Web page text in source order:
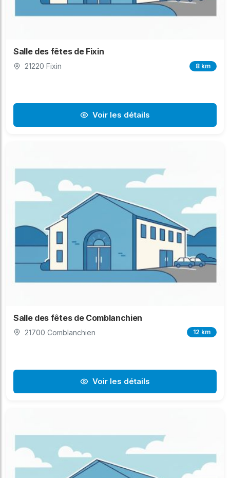
Salle des fêtes de Fixin
21220 Fixin 8 km
Voir les détails
Salle des fêtes de Comblanchien
21700 Comblanchien 12 km
Voir les détails